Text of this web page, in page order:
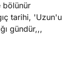
bölünür
tarihi, 'Uzun'u
gündür,,,